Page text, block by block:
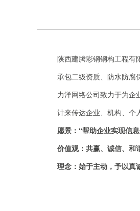
陕西建腾彩钢钢构工程有
承包二级资质、防水防腐
力洋网络公司致力于为企
计来传达企业、机构、个
愿景：“帮助企业实现信息
价值观：共赢、诚信、和
理念：始于主动，予以真